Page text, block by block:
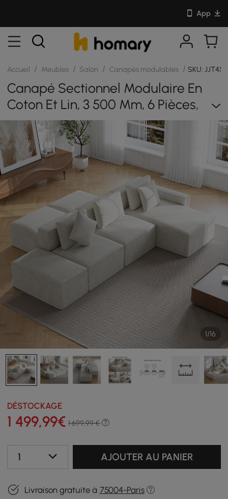
App
Accueil / Meubles / Salon / Canapés modulables / SKU:
Canapé Sectionnel Modulaire En
Coton Et Lin, 3 500 Mm, 6 Pièces,
Avec Poufs
1/16
DÉSTOCKAGE
1 499,99€ 1 699,99 €
1 AJOUTER AU PANIER
Livraison gratuite à 75004-Paris